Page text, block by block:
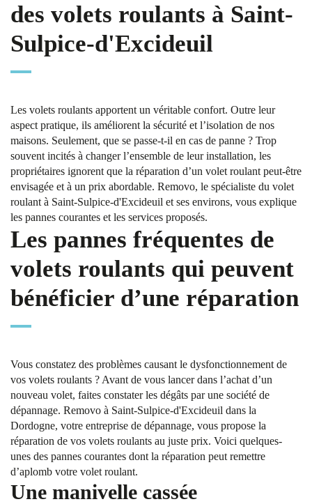
des volets roulants à Saint-
Sulpice-d'Excideuil
Les volets roulants apportent un véritable confort. Outre leur
aspect pratique, ils améliorent la sécurité et l’isolation de nos
maisons. Seulement, que se passe-t-il en cas de panne ? Trop
souvent incités à changer l’ensemble de leur installation, les
propriétaires ignorent que la réparation d’un volet roulant peut-être
envisagée et à un prix abordable. Removo, le spécialiste du volet
roulant à Saint-Sulpice-d'Excideuil et ses environs, vous explique
les pannes courantes et les services proposés.
Les pannes fréquentes de
volets roulants qui peuvent
bénéficier d’une réparation
Vous constatez des problèmes causant le dysfonctionnement de
vos volets roulants ? Avant de vous lancer dans l’achat d’un
nouveau volet, faites constater les dégâts par une société de
dépannage. Removo à Saint-Sulpice-d'Excideuil dans la
Dordogne, votre entreprise de dépannage, vous propose la
réparation de vos volets roulants au juste prix. Voici quelques-
unes des pannes courantes dont la réparation peut remettre
d’aplomb votre volet roulant.
Une manivelle cassée